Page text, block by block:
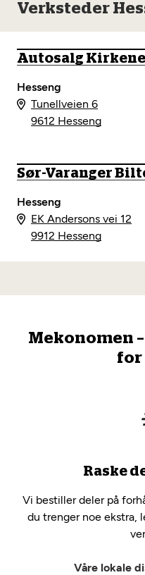
Verksteder
Autosalg
Hesseng
Tunellveien 6
9612 Hesseng
Sør-Varanger
Hesseng
EK Andersons vei 12
9912 Hesseng
Mekonomen
for
Raske
Vi bestiller deler på
du trenger noe ekstra,
Våre lokale